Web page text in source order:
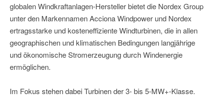
globalen Windkraftanlagen-Hersteller bietet die Nordex Group
unter den Markennamen Acciona Windpower und Nordex
ertragsstarke und kosteneffiziente Windturbinen, die in allen
geographischen und klimatischen Bedingungen langjährige
und ökonomische Stromerzeugung durch Windenergie
ermöglichen.
Im Fokus stehen dabei Turbinen der 3- bis 5-MW+-Klasse.